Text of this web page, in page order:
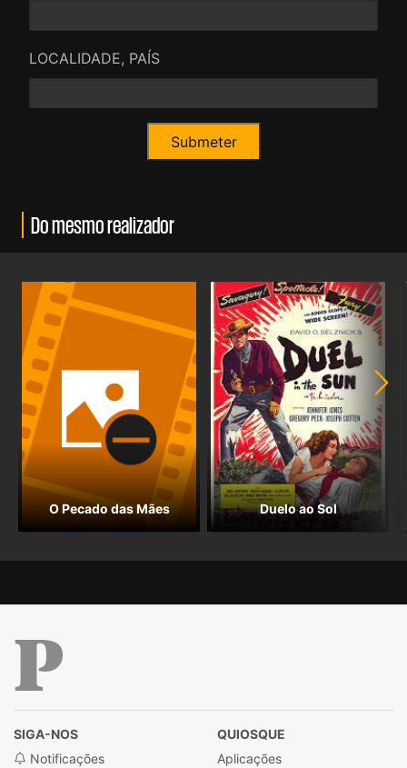
LOCALIDADE, PAÍS
Do mesmo realizador
O Pecado das Mães Duelo ao Sol
SIGA-NOS
Notificações
QUIOSQUE
Aplicações